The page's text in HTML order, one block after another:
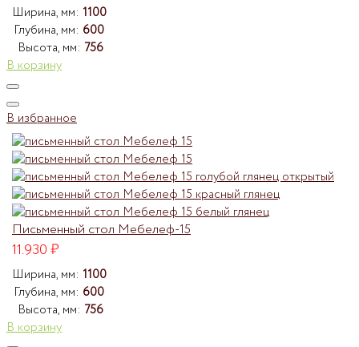
Ширина, мм: 1100
Глубина, мм: 600
Высота, мм: 756
В корзину
В избранное
Письменный стол Мебелеф-15
11.930₽
Ширина, мм: 1100
Глубина, мм: 600
Высота, мм: 756
В корзину